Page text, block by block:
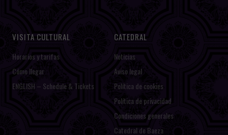
VISITA CULTURAL
Horarios y tarifas
Cómo llegar
ENGLISH – Schedule & Tickets
CATEDRAL
Noticias
Aviso legal
Política de cookies
Política de privacidad
Condiciones generales
Catedral de Baeza